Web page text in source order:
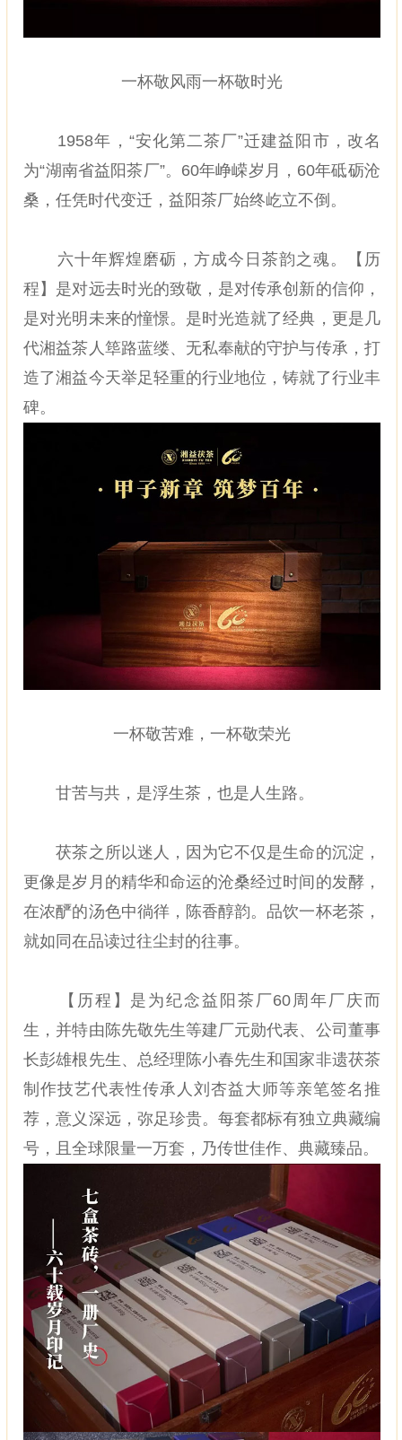
一杯敬风雨一杯敬时光
1958年，“安化第二茶厂”迁建益阳市，改名
为“湖南省益阳茶厂”。60年峥嵘岁月，60年砥砺沧
桑，任凭时代变迁，益阳茶厂始终屹立不倒。
六十年辉煌磨砺，方成今日茶韵之魂。【历
程】是对远去时光的致敬，是对传承创新的信仰，
是对光明未来的憧憬。是时光造就了经典，更是几
代湘益茶人筚路蓝缕、无私奉献的守护与传承，打
造了湘益今天举足轻重的行业地位，铸就了行业丰
碑。
一杯敬苦难，一杯敬荣光
甘苦与共，是浮生茶，也是人生路。
茯茶之所以迷人，因为它不仅是生命的沉淀，
更像是岁月的精华和命运的沧桑经过时间的发酵，
在浓酽的汤色中徜徉，陈香醇韵。品饮一杯老茶，
就如同在品读过往尘封的往事。
【历程】是为纪念益阳茶厂60周年厂庆而
生，并特由陈先敬先生等建厂元勋代表、公司董事
长彭雄根先生、总经理陈小春先生和国家非遗茯茶
制作技艺代表性传承人刘杏益大师等亲笔签名推
荐，意义深远，弥足珍贵。每套都标有独立典藏编
号，且全球限量一万套，乃传世佳作、典藏臻品。